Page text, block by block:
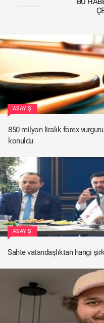
ASAYIŞ
850 milyon liralık forex
konuldu
ASAYIŞ
Sahte vatandaşlıktan hangi